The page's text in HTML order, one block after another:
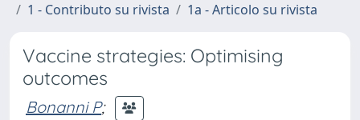
1 - Contributo su rivista
1a - Articolo su rivista
Vaccine strategies: Optimising
outcomes
Bonanni P;